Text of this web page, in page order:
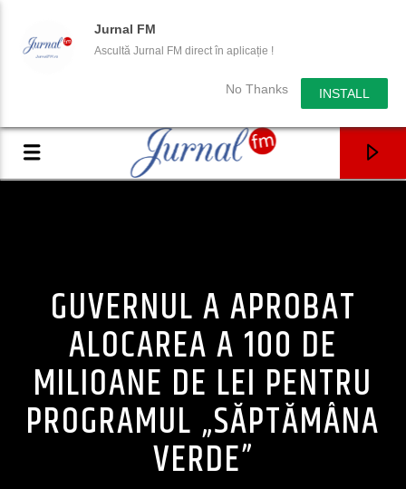
Jurnal FM
Ascultă Jurnal FM direct în aplicație !
No Thanks INSTALL
GUVERNUL A APROBAT
ALOCAREA A 100 DE
MILIOANE DE LEI PENTRU
PROGRAMUL „SĂPTĂMÂNA
VERDE”